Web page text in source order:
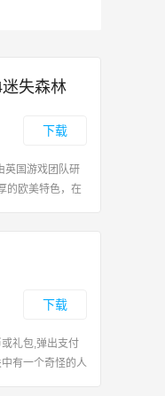
失森林
下载
英国游戏团队研
的欧美特色，在
下载
礼包,弹出支付
有一个奇怪的人